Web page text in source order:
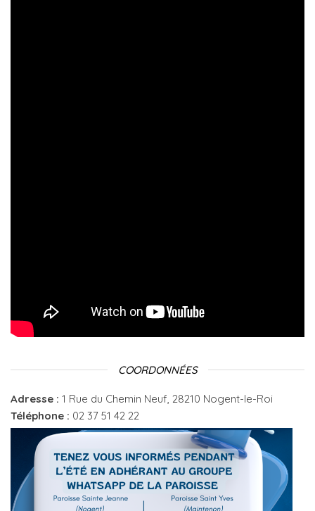
COORDONNÉES
Adresse : 1 Rue du Chemin Neuf, 28210 Nogent-le-Roi
Téléphone : 02 37 51 42 22